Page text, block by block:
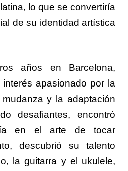
lo que se convertiría
de su identidad artística
años en Barcelona,
apasionado por la
y la adaptación
desafiantes, encontró
en el arte de tocar
descubrió su talento
la guitarra y el ukulele,